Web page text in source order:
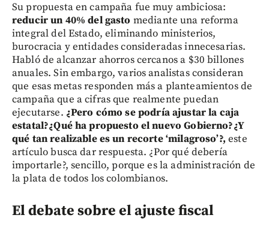
Su propuesta en campaña fue muy ambiciosa:
reducir un 40% del gasto mediante una reforma
integral del Estado, eliminando ministerios,
burocracia y entidades consideradas innecesarias.
Habló de alcanzar ahorros cercanos a $30 billones
anuales. Sin embargo, varios analistas consideran
que esas metas responden más a planteamientos de
campaña que a cifras que realmente puedan
ejecutarse. ¿Pero cómo se podría ajustar la caja
estatal?¿Qué ha propuesto el nuevo Gobierno?¿Y
qué tan realizable es un recorte ‘milagroso’?, este
artículo busca dar respuesta. ¿Por qué debería
importarle?, sencillo, porque es la administración de
la plata de todos los colombianos.
El debate sobre el ajuste fiscal